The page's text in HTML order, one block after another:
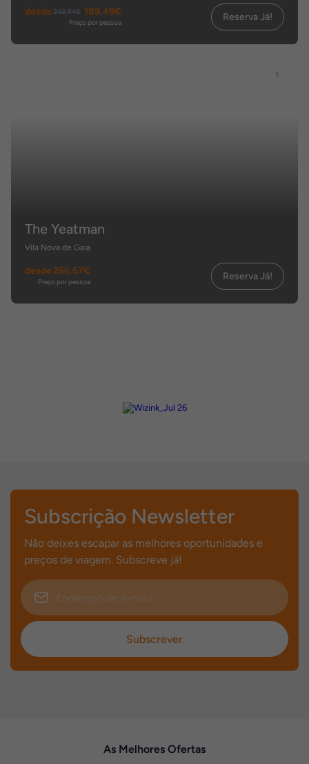
desde 242,94€ 189,49€
Preço por pessoa Reserva Já!
The Yeatman
Vila Nova de Gaia
desde 266,67€
Preço por pessoa Reserva Já!
Subscrição Newsletter
Não deixes escapar as melhores oportunidades e
preços de viagem. Subscreve já!
Subscrever
As Melhores Ofertas